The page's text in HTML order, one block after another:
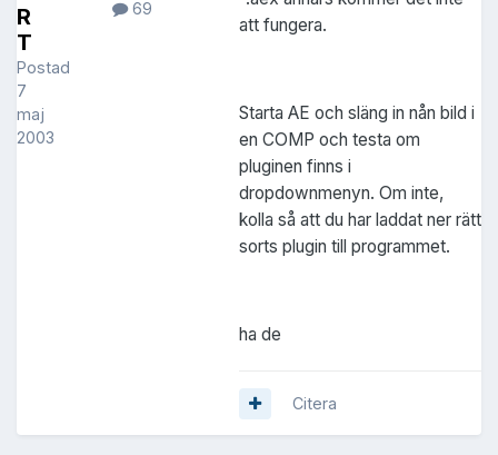
R
T
Postad
7
maj
2003
69
att fungera.
Starta AE och släng in nån bild i
en COMP och testa om
pluginen finns i
dropdownmenyn. Om inte,
kolla så att du har laddat ner rätt
sorts plugin till programmet.
ha de
Citera